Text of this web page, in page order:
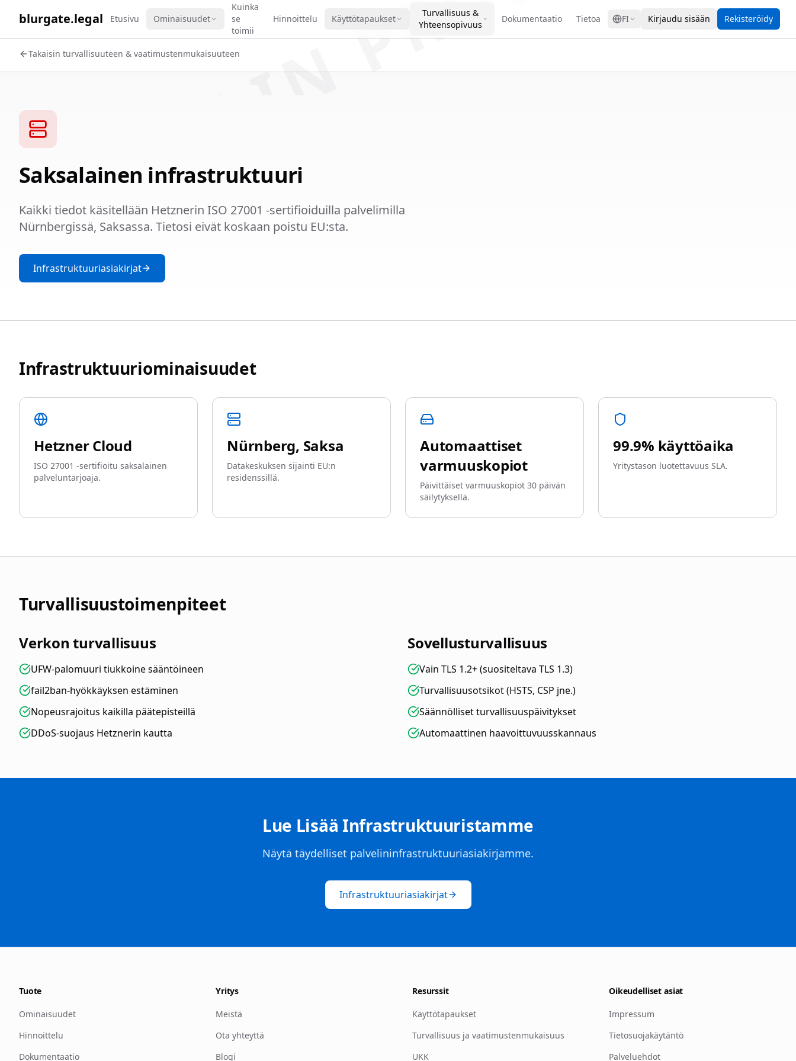
blurgate.legal Etusivu Ominaisuudet
Kuinka
se
toimii
Hinnoittelu Käyttötapaukset
Turvallisuus &
Yhteensopivuus
Dokumentaatio Tietoa FI Kirjaudu sisään Rekisteröidy
Takaisin turvallisuuteen & vaatimustenmukaisuuteen
Saksalainen infrastruktuuri
Kaikki tiedot käsitellään Hetznerin ISO 27001 -sertifioiduilla palvelimilla
Nürnbergissä, Saksassa. Tietosi eivät koskaan poistu EU:sta.
Infrastruktuuriasiakirjat
Infrastruktuuriominaisuudet
Hetzner Cloud
ISO 27001 -sertifioitu saksalainen
palveluntarjoaja.
Nürnberg, Saksa
Datakeskuksen sijainti EU:n
residenssillä.
Automaattiset
varmuuskopiot
Päivittäiset varmuuskopiot 30 päivän
säilytyksellä.
99.9% käyttöaika
Yritystason luotettavuus SLA.
Turvallisuustoimenpiteet
Verkon turvallisuus
UFW-palomuuri tiukkoine sääntöineen
fail2ban-hyökkäyksen estäminen
Nopeusrajoitus kaikilla päätepisteillä
DDoS-suojaus Hetznerin kautta
Sovellusturvallisuus
Vain TLS 1.2+ (suositeltava TLS 1.3)
Turvallisuusotsikot (HSTS, CSP jne.)
Säännölliset turvallisuuspäivitykset
Automaattinen haavoittuvuusskannaus
Lue Lisää Infrastruktuuristamme
Näytä täydelliset palvelininfrastruktuuriasiakirjamme.
Infrastruktuuriasiakirjat
Tuote
Ominaisuudet
Hinnoittelu
Dokumentaatio
Yritys
Meistä
Ota yhteyttä
Blogi
Resurssit
Käyttötapaukset
Turvallisuus ja vaatimustenmukaisuus
UKK
Oikeudelliset asiat
Impressum
Tietosuojakäytäntö
Palveluehdot